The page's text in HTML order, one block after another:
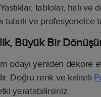
tablolar, halı
ve profesyonelce
Büyük Bir
odayı yeniden dekore
Doğru renk ve kaliteli
yaratabilirsiniz.